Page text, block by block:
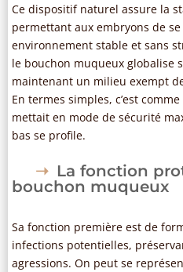
Ce dispositif naturel assure la
permettant aux embryons de
environnement stable et sans
le bouchon muqueux globalise
maintenant un milieu exempt
En termes simples, c’est
mettait en mode de sécurité
bas se profile.
La fonction
bouchon muqueux
Sa fonction première est de
infections potentielles,
agressions. On peut se